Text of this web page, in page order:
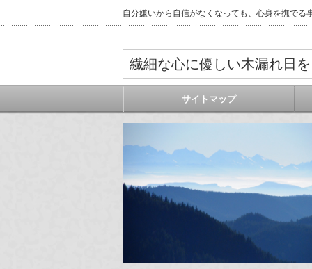
自分嫌いから自信がなくなっても、心身を撫で
繊細な心に優しい木漏れ日
サイトマップ